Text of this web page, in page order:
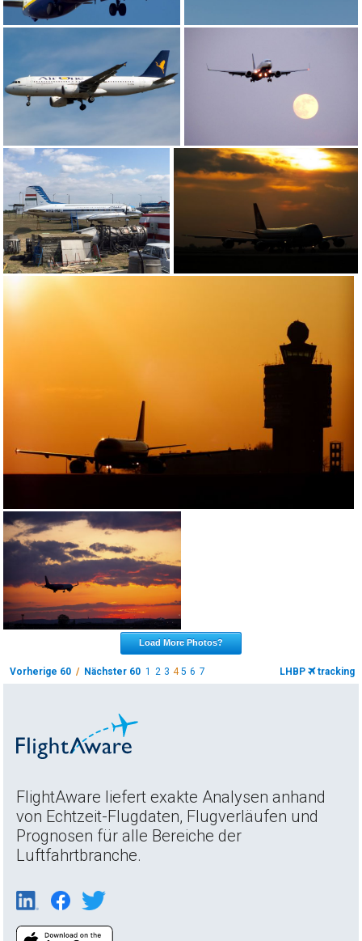
Load More Photos?
Vorherige 60 / Nächster 60 1 2 3 45 6 7 LHBP tracking
FlightAware liefert exakte Analysen anhand
von Echtzeit-Flugdaten, Flugverläufen und
Prognosen für alle Bereiche der
Luftfahrtbranche.